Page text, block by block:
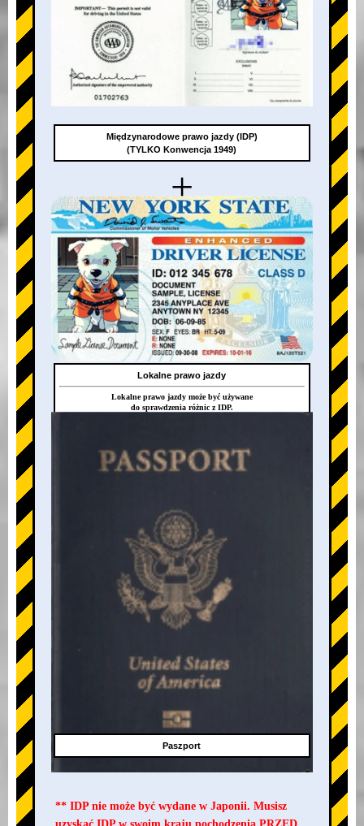
+
+
Międzynarodowe prawo jazdy (IDP)
(TYLKO Konwencja 1949)
Lokalne prawo jazdy
Lokalne prawo jazdy może być używane
do sprawdzenia różnic z IDP.
Paszport
** IDP nie może być wydane w Japonii. Musisz